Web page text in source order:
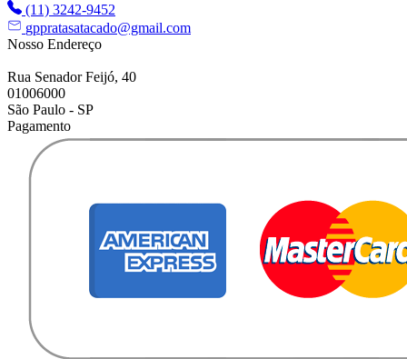
(11) 3242-9452
gppratasatacado@gmail.com
Nosso Endereço
Rua Senador Feijó, 40
01006000
São Paulo - SP
Pagamento